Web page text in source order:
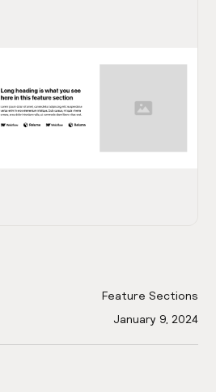
Feature Sections
January 9, 2024